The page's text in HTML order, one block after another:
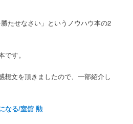
たせなさい」というノウハウ本の2
す。
想文を頂きましたので、一部紹介し
なる/室舘 勲